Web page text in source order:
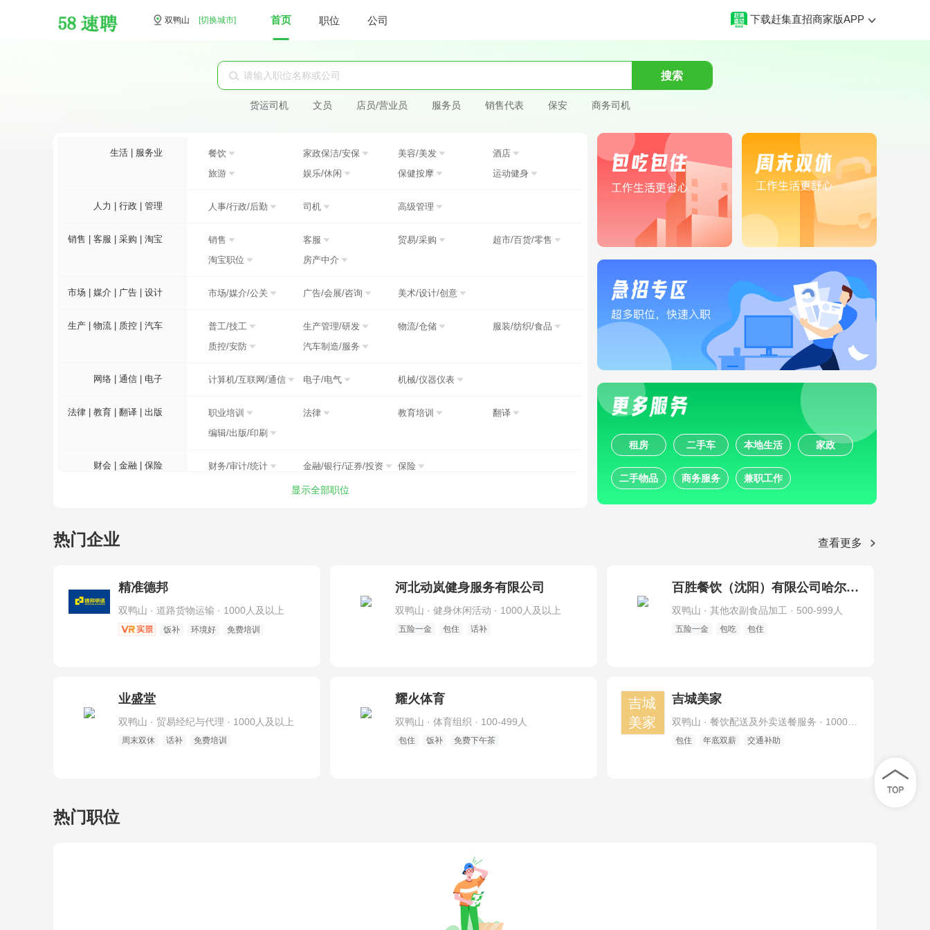
双鸭山 [切换城市] 首页 职位 公司 下载赶集直招商家版APP
搜索
货运司机 文员 店员/营业员 服务员 销售代表 保安 商务司机
生活 | 服务业 餐饮 家政保洁/安保 美容/美发
酒店
旅游
娱乐/休闲 保健按摩 运动健身
人力 | 行政 | 管理 人事/行政/后勤 司机 高级管理
销售 | 客服 | 采购 | 淘宝 销售 客服 贸易/采购
超市/百货/零售
淘宝职位
房产中介
市场 | 媒介 | 广告 | 设计 市场/媒介/公关 广告/会展/咨询 美术/设计/创意
生产 | 物流 | 质控 | 汽车 普工/技工 生产管理/研发 物流/仓储
服装/纺织/食品
质控/安防
汽车制造/服务
网络 | 通信 | 电子 计算机/互联网/通信 电子/电气 机械/仪器仪表
法律 | 教育 | 翻译 | 出版 职业培训 法律 教育培训
翻译
编辑/出版/印刷
财会 | 金融 | 保险 财务/审计/统计 金融/银行/证券/投资 保险
建筑 | 装修 | 物业 | 其他
显示全部职位
租房 二手车 本地生活 家政
二手物品 商务服务 兼职工作
热门企业 查看更多
精准德邦
双鸭山 · 道路货物运输 · 1000人及以上
饭补 环境好 免费培训
河北动岚健身服务有限公司
双鸭山 · 健身休闲活动 · 1000人及以上
五险一金 包住 话补
百胜餐饮（沈阳）有限公司哈尔滨分公司
双鸭山 · 其他农副食品加工 · 500-999人
五险一金 包吃 包住
业盛堂
双鸭山 · 贸易经纪与代理 · 1000人及以上
周末双休 话补 免费培训
耀火体育
双鸭山 · 体育组织 · 100-499人
包住 饭补 免费下午茶
吉城
美家
吉城美家
包住 年底双薪 交通补助
热门职位